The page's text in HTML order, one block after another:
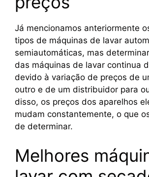
Já mencionamos anteriormente
tipos de máquinas de lavar
semiautomáticas, mas
das máquinas de lavar continua
devido à variação de preços de
outro e de um distribuidor para
disso, os preços dos aparelhos
mudam constantemente, o que
de determinar.
Melhores